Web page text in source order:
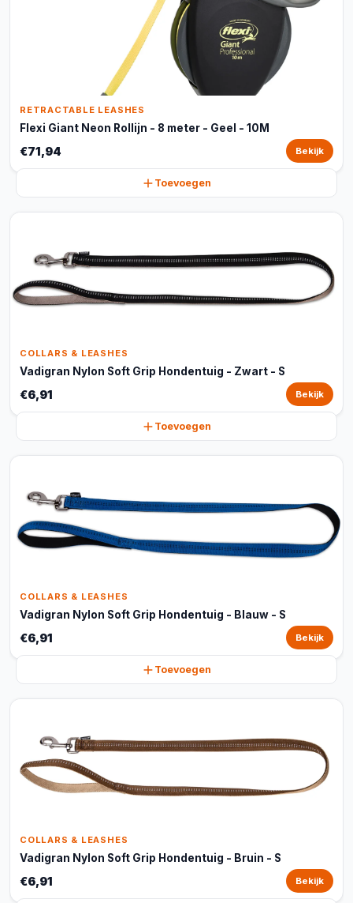
RETRACTABLE LEASHES
Flexi Giant Neon Rollijn - 8 meter - Geel - 10M
€71,94 Bekijk
Toevoegen
COLLARS & LEASHES
Vadigran Nylon Soft Grip Hondentuig - Zwart - S
€6,91 Bekijk
Toevoegen
COLLARS & LEASHES
Vadigran Nylon Soft Grip Hondentuig - Blauw - S
€6,91 Bekijk
Toevoegen
COLLARS & LEASHES
Vadigran Nylon Soft Grip Hondentuig - Bruin - S
€6,91 Bekijk